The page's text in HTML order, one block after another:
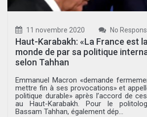
11 novembre 2020 No
Haut-Karabakh: «La France est
monde de par sa politique
selon Tahhan
Emmanuel Macron «demande
mettre fin à ses provocations» et
politique durable» après l’accord de
au Haut-Karabakh. Pour le
Bassam Tahhan, également dép...